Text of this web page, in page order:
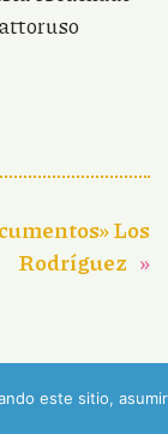
Los
Rodríguez »
este sitio,